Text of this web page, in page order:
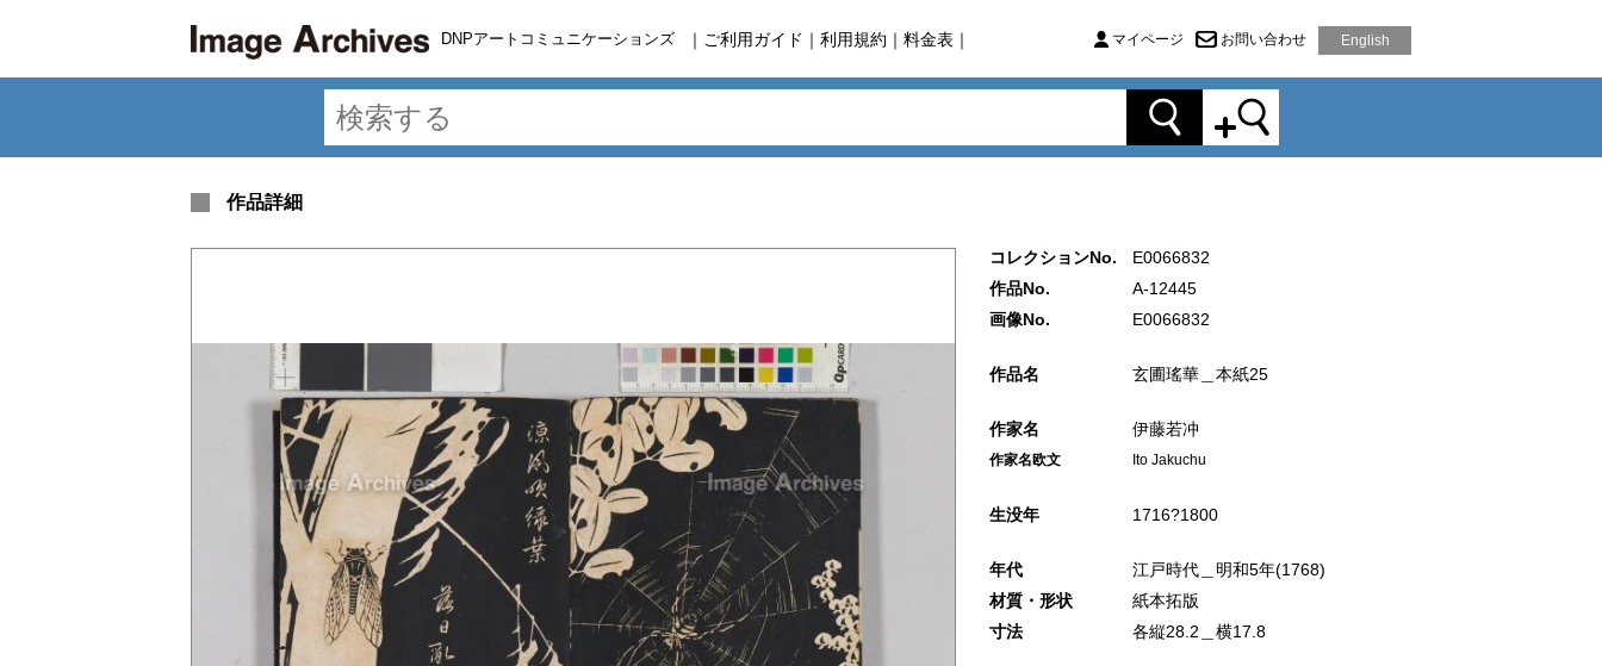
DNPアートコミュニケーションズ ｜ ご利用ガイド ｜ 利用規約 ｜ 料金表 ｜ マイページ お問い合わせ English
作品詳細
コレクションNo.
E0066832
作品No.
A-12445
画像No.
E0066832
作品名 玄圃瑤華＿本紙25
作家名 伊藤若冲
作家名欧文 Ito Jakuchu
生没年 1716?1800
年代
江戸時代＿明和5年(1768)
材質・形状
紙本拓版
寸法
各縦28.2＿横17.8